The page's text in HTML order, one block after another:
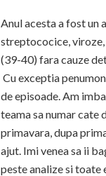
Anul acesta a fost
streptococice,
(39-40) fara cauze
Cu exceptia
de episoade. Am
teama sa numar cate
primavara, dupa
ajut. Imi venea sa ii
peste analize si